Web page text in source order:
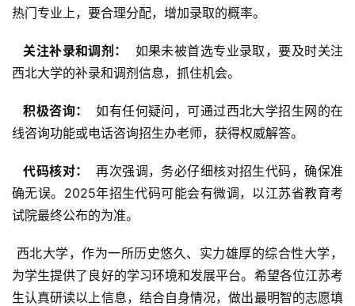
热门专业上，要合理分配，增加录取的概率。
  关注补录和调剂：
如果未被首选专业录取，要及时关注
西北大学的补录和调剂信息，抓住机会。
  积极咨询：
如有任何疑问，可通过西北大学招生网的在
线咨询功能或电话咨询招生办老师，获得权威解答。
  代码核对：
再次强调，务必仔细核对招生代码，确保准
确无误。2025年招生代码可能会有微调，以江苏省教育考
试院最终公布的为准。
为学生提供了良好的学习环境和发展平台。希望各位江苏考
生认真研读以上信息，结合自身情况，做出最明智的志愿填